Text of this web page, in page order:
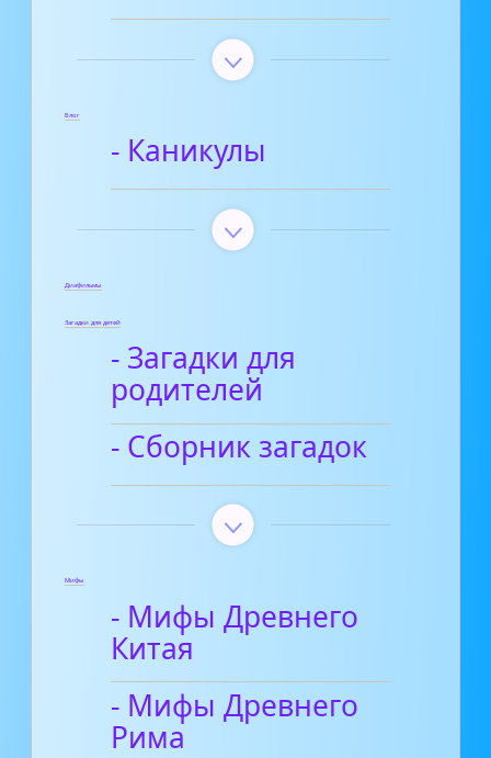
Блог
- Каникулы
Диафильмы
Загадки для детей
- Загадки для
родителей
- Сборник загадок
Мифы
- Мифы Древнего
Китая
- Мифы Древнего
Рима